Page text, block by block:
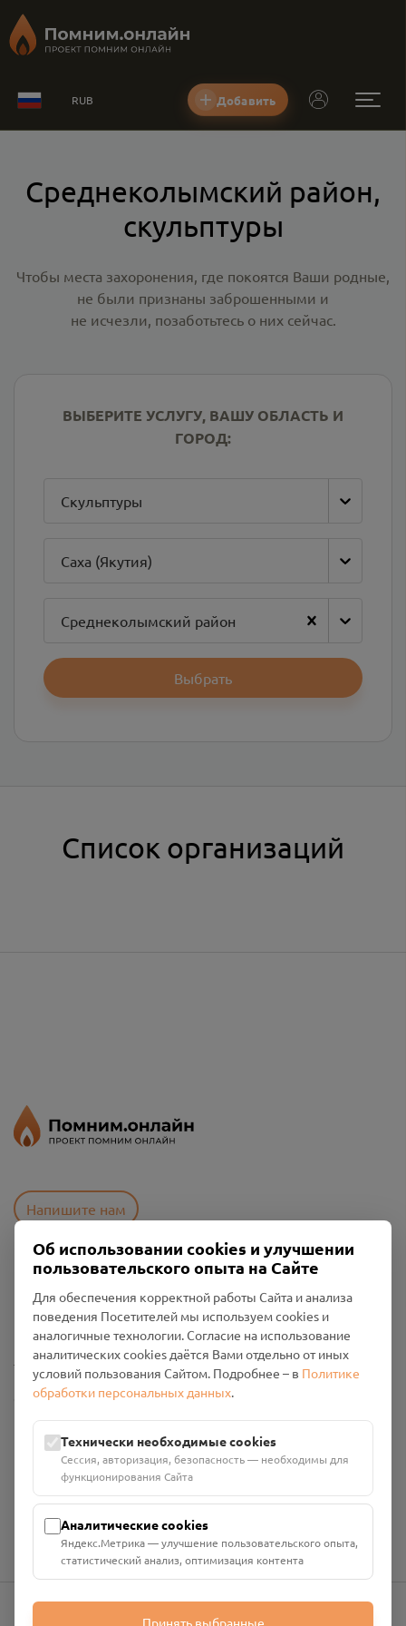
RUB Добавить
Среднеколымский район,
скульптуры
Чтобы места захоронения, где покоятся Ваши родные,
не были признаны заброшенными и
не исчезли, позаботьтесь о них сейчас.
ВЫБЕРИТЕ УСЛУГУ, ВАШУ ОБЛАСТЬ И
ГОРОД:
Скульптуры
Саха (Якутия)
Среднеколымский район
Выбрать
Список организаций
Напишите нам
Пользовательское соглашение
Политика конфиденциальности
Промо-материалы
Настройки cookies
Общество с ограниченной ответственностью «Смоленский
Проект Помним»
ИНН: 6700029207 ОГРН: 1256700001986
Юридический адрес: 216790, Смоленская область, р-н
Руднянский, г. Рудня, улица Западная, д. 26А, пом. 18
Номер счёта: 40702810901130004287 в АО "АЛЬФА-БАНК"
Кор. счёт: 30101810200000000593
Об использовании cookies и улучшении
пользовательского опыта на Сайте
Для обеспечения корректной работы Сайта и анализа
поведения Посетителей мы используем cookies и
аналогичные технологии. Согласие на использование
аналитических cookies даётся Вами отдельно от иных
условий пользования Сайтом. Подробнее – в Политике
обработки персональных данных.
Технически необходимые cookies
Сессия, авторизация, безопасность — необходимы для
функционирования Сайта
Аналитические cookies
Яндекс.Метрика — улучшение пользовательского опыта,
статистический анализ, оптимизация контента
Принять выбранные